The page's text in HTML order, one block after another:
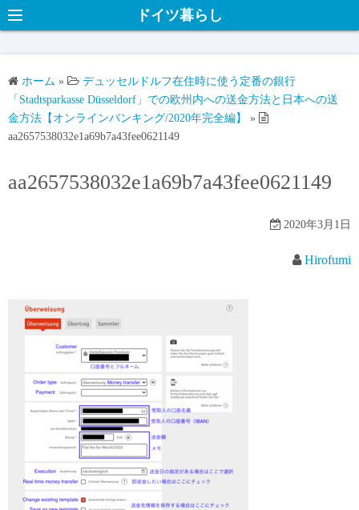
ドイツ暮らし
ホーム »
デュッセルドルフ在住時に使う定番の銀行
「Stadtsparkasse Düsseldorf」での欧州内への送金方法と日本への送
金方法【オンラインバンキング/2020年完全編】
»
aa2657538032e1a69b7a43fee0621149
aa2657538032e1a69b7a43fee0621149
2020年3月1日
Hirofumi